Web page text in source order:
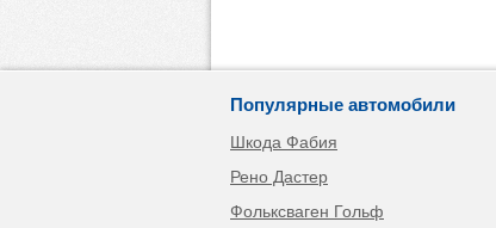
Популярные автомобили
Шкода Фабия
Рено Дастер
Фольксваген Гольф